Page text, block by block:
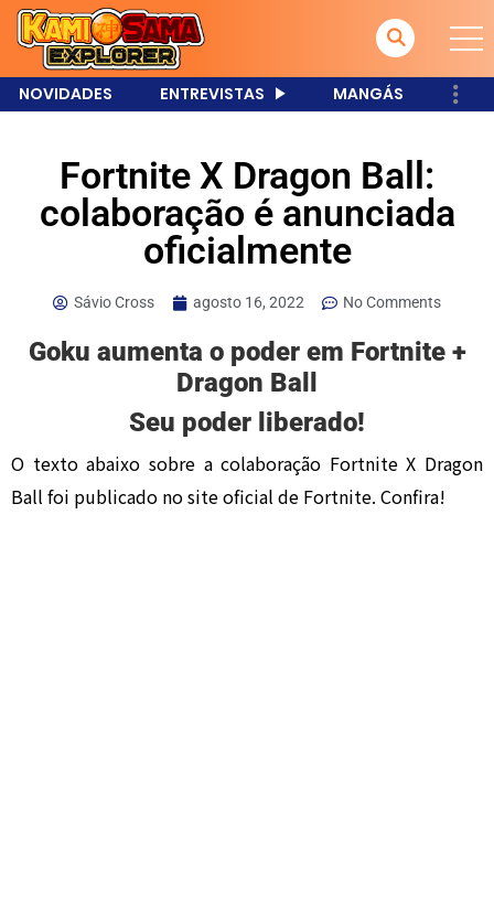
NOVIDADES ENTREVISTAS MANGÁS
Fortnite X Dragon Ball:
colaboração é anunciada
oficialmente
Sávio Cross agosto 16, 2022 No Comments
Goku aumenta o poder em Fortnite +
Dragon Ball
Seu poder liberado!
O texto abaixo sobre a colaboração Fortnite X Dragon
Ball foi publicado no site oficial de Fortnite. Confira!